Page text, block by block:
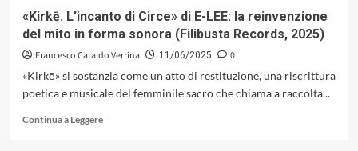
/
Via
Veneto
2025)
«Kirkē. L’incanto di Circe» di E-LEE: la reinvenzione
del mito in forma sonora (Filibusta Records, 2025)
Francesco Cataldo Verrina 11/06/2025
0
«Kirkē» si sostanzia come un atto di restituzione, una riscrittura
poetica e musicale del femminile sacro che chiama a raccolta...
Continua a LeggereLeggi